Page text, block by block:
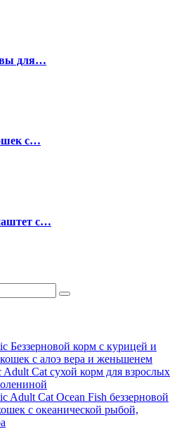
для…
с…
с…
Беззерновой корм с курицей и
с алоэ вера и женьшенем
Cat сухой корм для взрослых
Adult Cat Ocean Fish беззерновой
с океанической рыбой,